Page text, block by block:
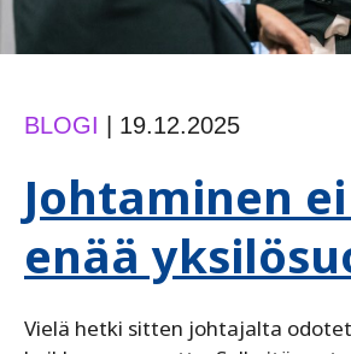
BLOGI 19.12.2025
Johtaminen
enää
Vielä hetki sitten johtajalta